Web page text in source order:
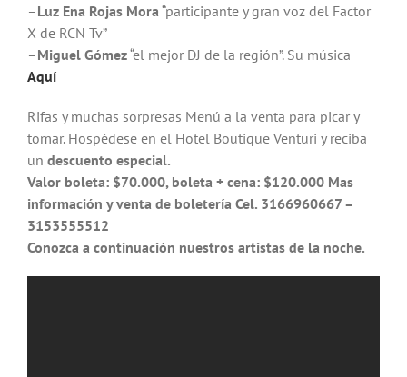
–Luz Ena Rojas Mora“participante y gran voz del Factor
X de RCN Tv”
–Miguel Gómez“el mejor DJ de la región”. Su música
Aquí
Rifas y muchas sorpresas Menú a la venta para picar y
tomar. Hospédese en el Hotel Boutique Venturi y reciba
un descuento especial.
Valor boleta: $70.000, boleta + cena: $120.000 Mas
información y venta de boletería Cel. 3166960667 –
3153555512
Conozca a continuación nuestros artistas de la noche.